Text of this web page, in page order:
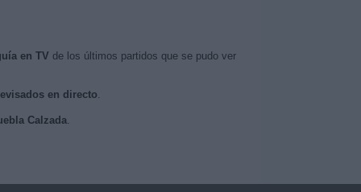
en TV de los últimos partidos que se pudo ver
en directo.
Calzada.